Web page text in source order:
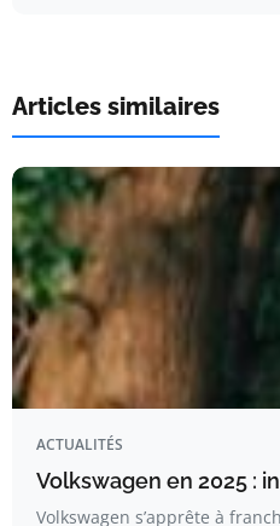
Articles similaires
ACTUALITÉS
Volkswagen en 2025 :
Volkswagen s’apprête à